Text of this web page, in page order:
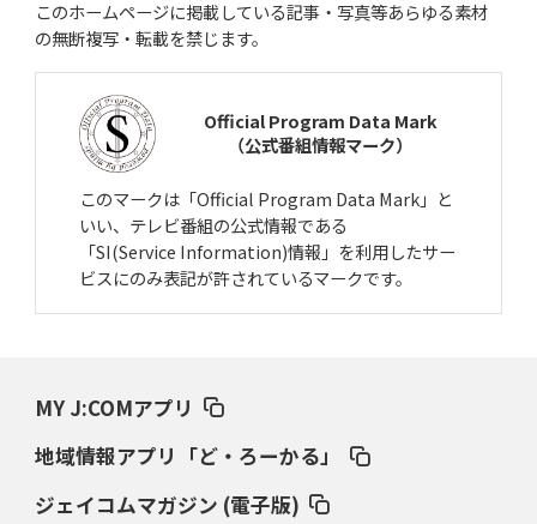
このホームページに掲載している記事・写真等あらゆる素材
の無断複写・転載を禁じます。
Official Program Data Mark
（公式番組情報マーク）
このマークは「Official Program Data Mark」と
いい、テレビ番組の公式情報である
「SI(Service Information)情報」を利用したサー
ビスにのみ表記が許されているマークです。
MY J:COMアプリ
地域情報アプリ「ど・ろーかる」
ジェイコムマガジン (電子版)